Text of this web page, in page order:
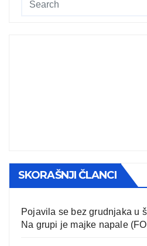
SKORAŠNJI ČLANCI
Pojavila se bez grudnjaka u
Na grupi je majke napale